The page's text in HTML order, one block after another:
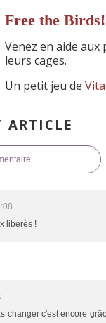
Free the Birds!
Venez en aide
leurs cages.
Un petit jeu de
ARTICLE
libérés !
changer c'est encore